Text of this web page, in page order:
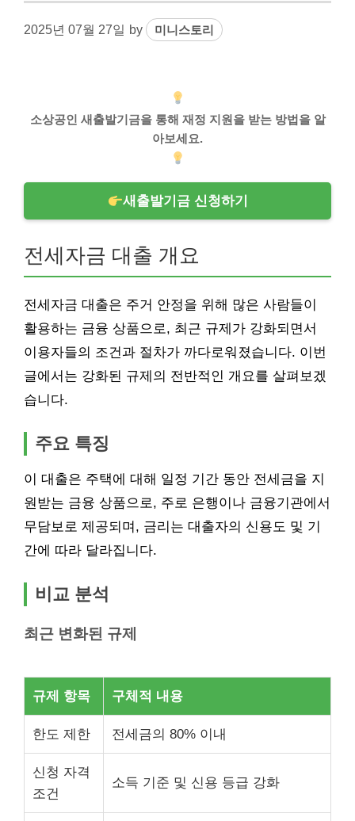
2025년 07월 27일 by 미니스토리
소상공인 새출발기금을 통해 재정 지원을 받는 방법을 알
아보세요.
새출발기금 신청하기
전세자금 대출 개요
전세자금 대출은 주거 안정을 위해 많은 사람들이
활용하는 금융 상품으로, 최근 규제가 강화되면서
이용자들의 조건과 절차가 까다로워졌습니다. 이번
글에서는 강화된 규제의 전반적인 개요를 살펴보겠
습니다.
주요 특징
이 대출은 주택에 대해 일정 기간 동안 전세금을 지
원받는 금융 상품으로, 주로 은행이나 금융기관에서
무담보로 제공되며, 금리는 대출자의 신용도 및 기
간에 따라 달라집니다.
비교 분석
최근 변화된 규제
규제 항목 구체적 내용
한도 제한 전세금의 80% 이내
신청 자격
조건
소득 기준 및 신용 등급 강화